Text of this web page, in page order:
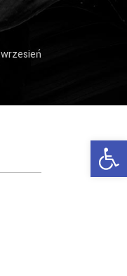
wrzesień